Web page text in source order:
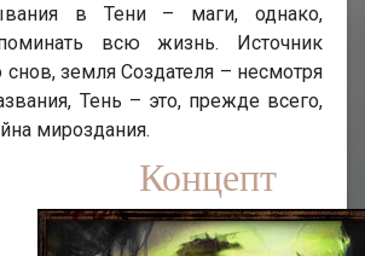
в Тени – маги, однако,
всю жизнь. Источник
снов, земля Создателя – несмотря
Тень – это, прежде всего,
мироздания.
Концепт